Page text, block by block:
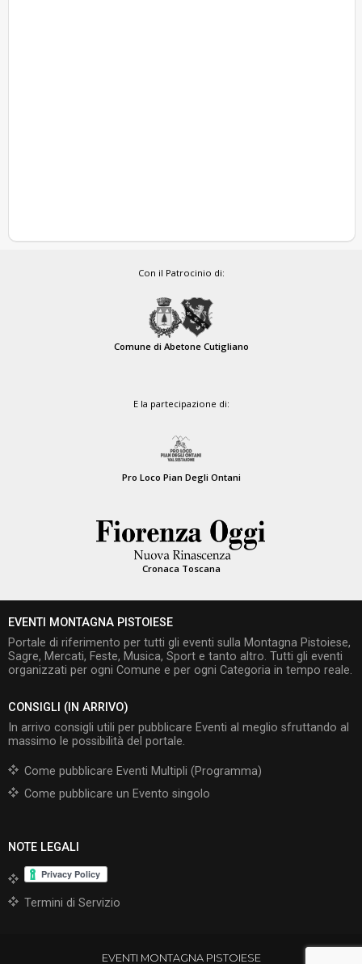
Con il Patrocinio di:
Comune di Abetone Cutigliano
E la partecipazione di:
Pro Loco Pian Degli Ontani
Cronaca Toscana
EVENTI MONTAGNA PISTOIESE
Portale di riferimento per tutti gli eventi sulla Montagna Pistoiese,
Sagre, Mercati, Feste, Musica, Sport e tanto altro. Tutti gli eventi
organizzati per ogni Comune e per ogni Categoria in tempo reale.
CONSIGLI (IN ARRIVO)
In arrivo consigli utili per pubblicare Eventi al meglio sfruttando al
massimo le possibilità del portale.
Come pubblicare Eventi Multipli (Programma)
Come pubblicare un Evento singolo
NOTE LEGALI
Termini di Servizio
EVENTI MONTAGNA PISTOIESE